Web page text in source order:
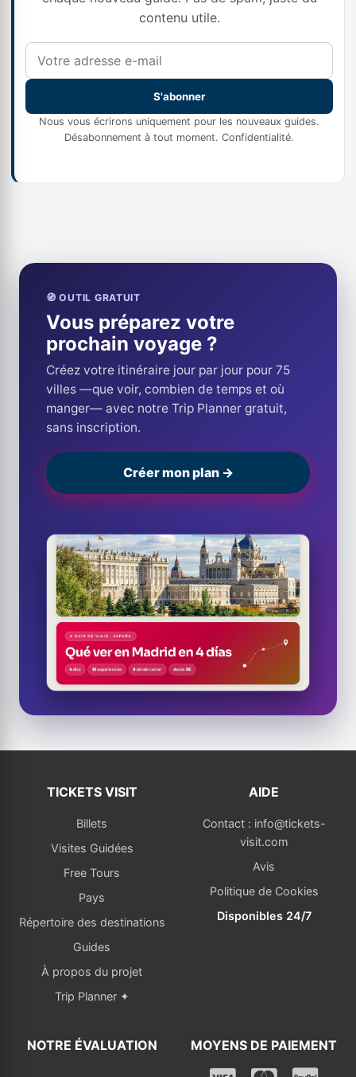
contenu utile.
S'abonner
Nous vous écrirons uniquement pour les nouveaux guides.
Désabonnement à tout moment. Confidentialité.
🧭 OUTIL GRATUIT
Vous préparez votre
prochain voyage ?
Créez votre itinéraire jour par jour pour 75
villes —que voir, combien de temps et où
manger— avec notre Trip Planner gratuit,
sans inscription.
Créer mon plan →
TICKETS VISIT
Billets
Visites Guidées
Free Tours
Pays
Répertoire des destinations
Guides
À propos du projet
Trip Planner ✦
AIDE
Contact : info@tickets-
visit.com
Avis
Politique de Cookies
Disponibles 24/7
NOTRE ÉVALUATION MOYENS DE PAIEMENT